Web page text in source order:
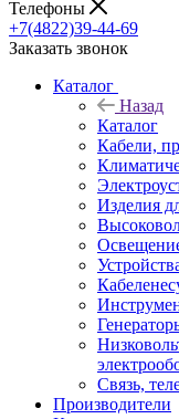
Телефоны
+7(4822)39-44-69
Заказать звонок
Каталог
Назад
Каталог
Кабели,
Изделия
Связь,
Производители